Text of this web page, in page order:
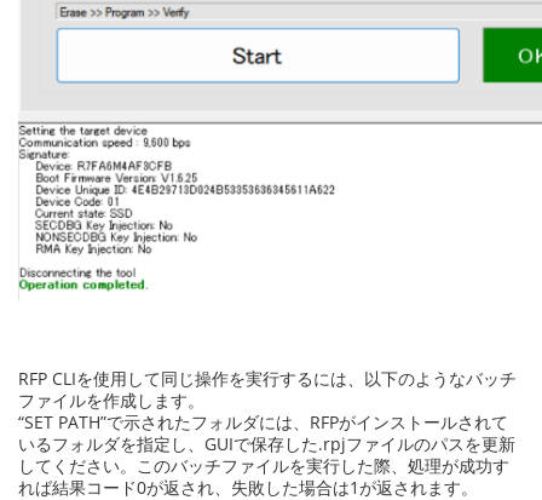
RFP CLIを使用して同じ操作を実行するには、以下のようなバッチ
ファイルを作成します。
“SET PATH”で示されたフォルダには、RFPがインストールされて
いるフォルダを指定し、GUIで保存した.rpjファイルのパスを更新
してください。このバッチファイルを実行した際、処理が成功す
れば結果コード0が返され、失敗した場合は1が返されます。